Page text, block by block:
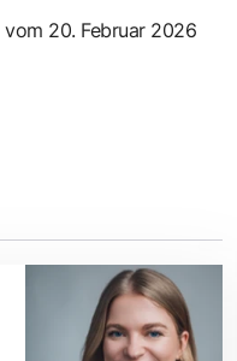
vom 20. Februar 2026